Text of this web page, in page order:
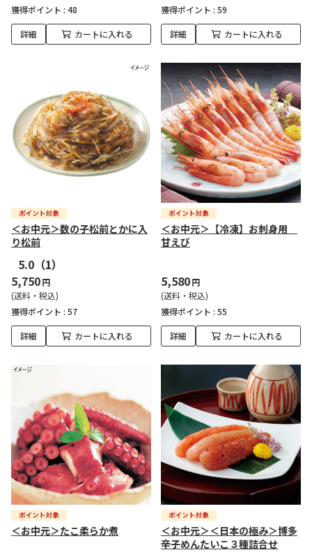
獲得ポイント : 48
詳細 カートに入れる
獲得ポイント : 59
詳細 カートに入れる
＜お中元＞数の子松前とかに入
り松前
5.0 （1）
5,750円
(送料・税込)
獲得ポイント : 57
詳細 カートに入れる
＜お中元＞【冷凍】お刺身用
甘えび
5,580円
(送料・税込)
獲得ポイント : 55
詳細 カートに入れる
＜お中元＞たこ柔らか煮
＜お中元＞＜日本の極み＞博多
辛子めんたいこ３種詰合せ